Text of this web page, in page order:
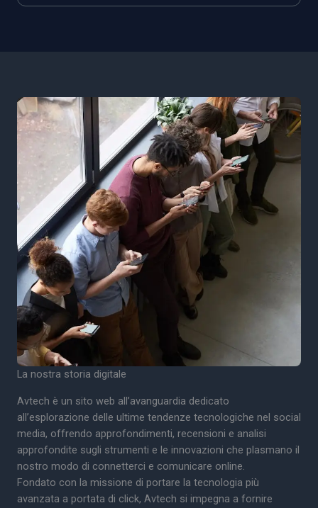
La nostra storia digitale
Avtech è un sito web all’avanguardia dedicato
all’esplorazione delle ultime tendenze tecnologiche nel social
media, offrendo approfondimenti, recensioni e analisi
approfondite sugli strumenti e le innovazioni che plasmano il
nostro modo di connetterci e comunicare online.
Fondato con la missione di portare la tecnologia più
avanzata a portata di click, Avtech si impegna a fornire